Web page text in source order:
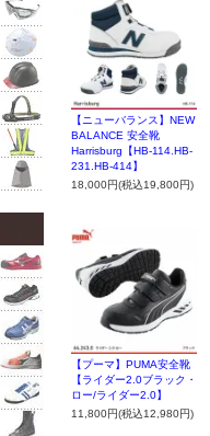
【ニューバランス】NEW
BALANCE 安全靴
Harrisburg【HB-114.HB-
231.HB-414】
18,000円(税込19,800円)
【プーマ】PUMA安全靴
【ライダー2.0ブラック・
ロー/ライダー2.0】
11,800円(税込12,980円)